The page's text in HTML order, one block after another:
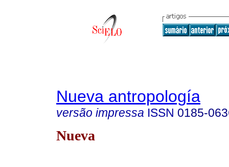
Nueva antropología
versão impressa ISSN 0185-
Nueva